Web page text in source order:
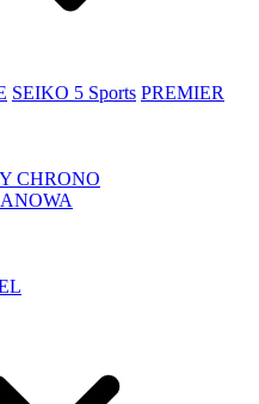
SEIKO 5 Sports PREMIER
CHRONO